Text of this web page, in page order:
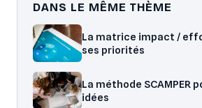
DANS LE MÊME THÈME
La matrice impact /
ses priorités
La méthode SCAMPER
idées